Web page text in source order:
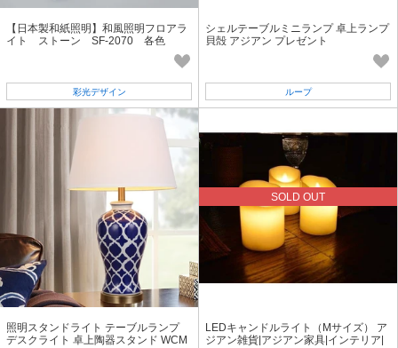
【日本製和紙照明】和風照明フロアラ
イト ストーン SF-2070 各色
彩光デザイン
シェルテーブルミニランプ 卓上ランプ
貝殻 アジアン プレゼント
ループ
照明スタンドライト テーブルランプ
デスクライト 卓上陶器スタンド WCM
SOLD OUT
LEDキャンドルライト（Mサイズ） ア
ジアン雑貨|アジアン家具|インテリア|